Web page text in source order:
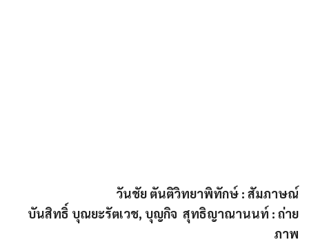
วันชัย ตันติวิทยาพิทักษ์ : สัมภาษณ์
บันสิทธิ์ บุณยะรัตเวช, บุญกิจ สุทธิญาณานนท์ : ถ่าย
ภาพ